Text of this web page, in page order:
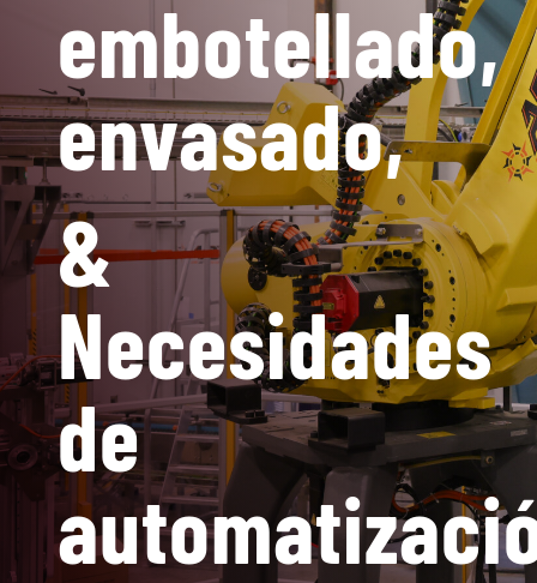
embotellado,
envasado,
&
Necesidades
de